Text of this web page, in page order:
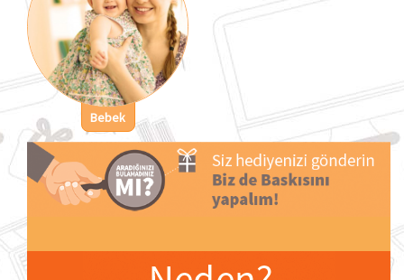
Bebek